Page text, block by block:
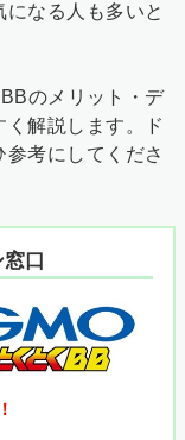
なる人も多いと
のメリット・デ
く解説します。ド
考にしてくださ
口